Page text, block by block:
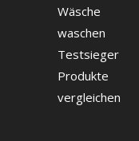
Wäsche
waschen
Testsieger
Produkte
vergleichen